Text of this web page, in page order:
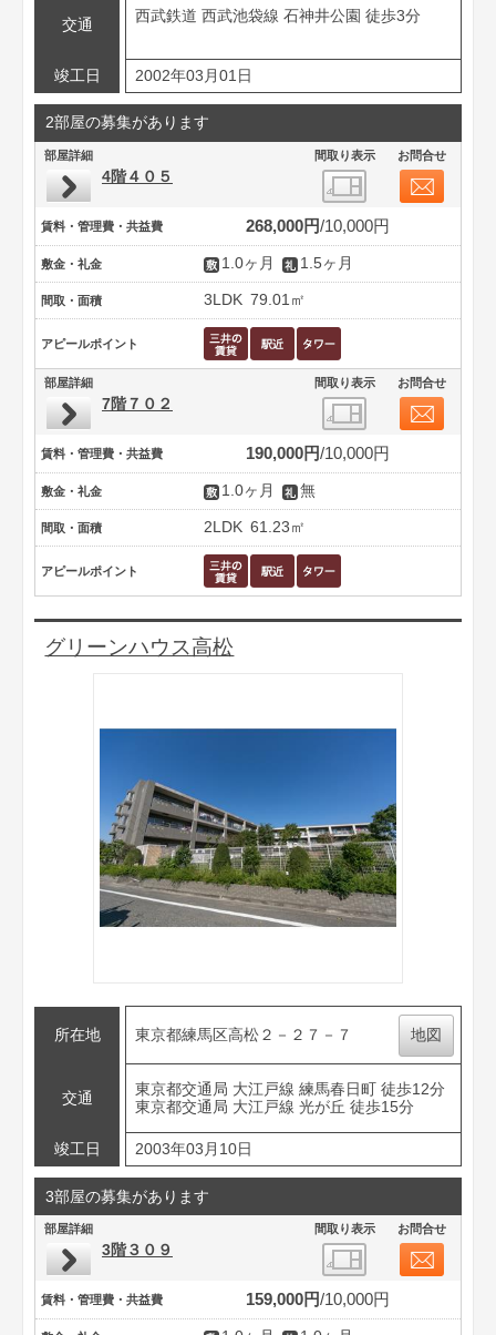
交通
西武鉄道 西武池袋線 石神井公園 徒歩3分
竣工日 2002年03月01日
2部屋の募集があります
部屋詳細 間取り表示 お問合せ
4階４０５
賃料・管理費・共益費 268,000円 10,000円
敷金・礼金 1.0ヶ月 1.5ヶ月
間取・面積 3LDK 79.01㎡
アピールポイント
部屋詳細 間取り表示 お問合せ
7階７０２
賃料・管理費・共益費 190,000円 10,000円
敷金・礼金 1.0ヶ月 無
間取・面積 2LDK 61.23㎡
アピールポイント
グリーンハウス高松
所在地 東京都練馬区高松２－２７－７ 地図
交通
東京都交通局 大江戸線 練馬春日町 徒歩12分
東京都交通局 大江戸線 光が丘 徒歩15分
竣工日 2003年03月10日
3部屋の募集があります
部屋詳細 間取り表示 お問合せ
3階３０９
賃料・管理費・共益費 159,000円 10,000円